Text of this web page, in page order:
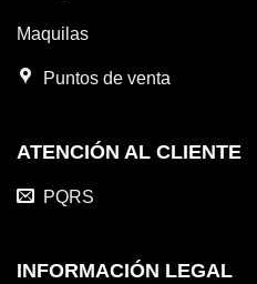
Maquilas
Puntos de venta
ATENCIÓN AL CLIENTE
PQRS
INFORMACIÓN LEGAL